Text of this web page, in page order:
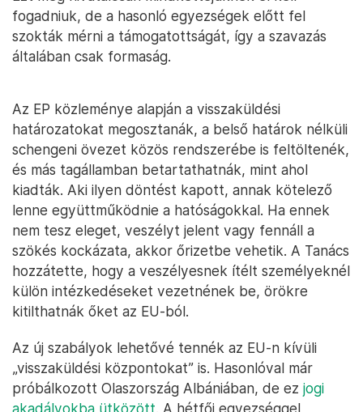
fogadniuk, de a hasonló egyezségek előtt fel
szokták mérni a támogatottságát, így a szavazás
általában csak formaság.
Az EP közleménye alapján a visszaküldési
határozatokat megosztanák, a belső határok nélküli
schengeni övezet közös rendszerébe is feltöltenék,
és más tagállamban betartathatnák, mint ahol
kiadták. Aki ilyen döntést kapott, annak kötelező
lenne együttműködnie a hatóságokkal. Ha ennek
nem tesz eleget, veszélyt jelent vagy fennáll a
szökés kockázata, akkor őrizetbe vehetik. A Tanács
hozzátette, hogy a veszélyesnek ítélt személyeknél
külön intézkedéseket vezetnének be, örökre
kitilthatnák őket az EU-ból.
Az új szabályok lehetővé tennék az EU-n kívüli
„visszaküldési központokat” is. Hasonlóval már
próbálkozott Olaszország Albániában, de ez jogi
akadályokba ütközött . A hétfői egyezséggel